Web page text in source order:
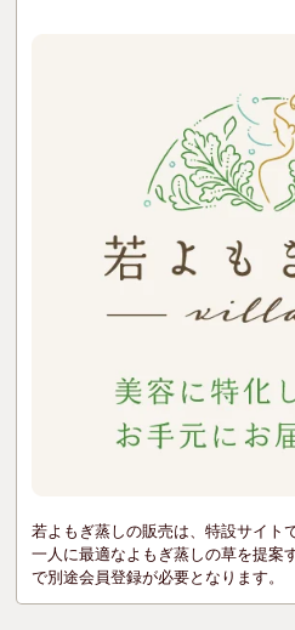
若よもぎ蒸しの販売は、特設サイト
一人に最適なよもぎ蒸しの草を提案
で別途会員登録が必要となります。